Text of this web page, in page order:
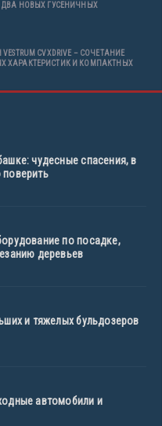
ДВА НОВЫХ ГУСЕНИЧНЫХ
CVXDRIVE – СОЧЕТАНИЕ
ХАРАКТЕРИСТИК И КОМПАКТНЫХ
чудесные спасения, в
по посадке,
деревьев
и тяжелых бульдозеров
автомобили и